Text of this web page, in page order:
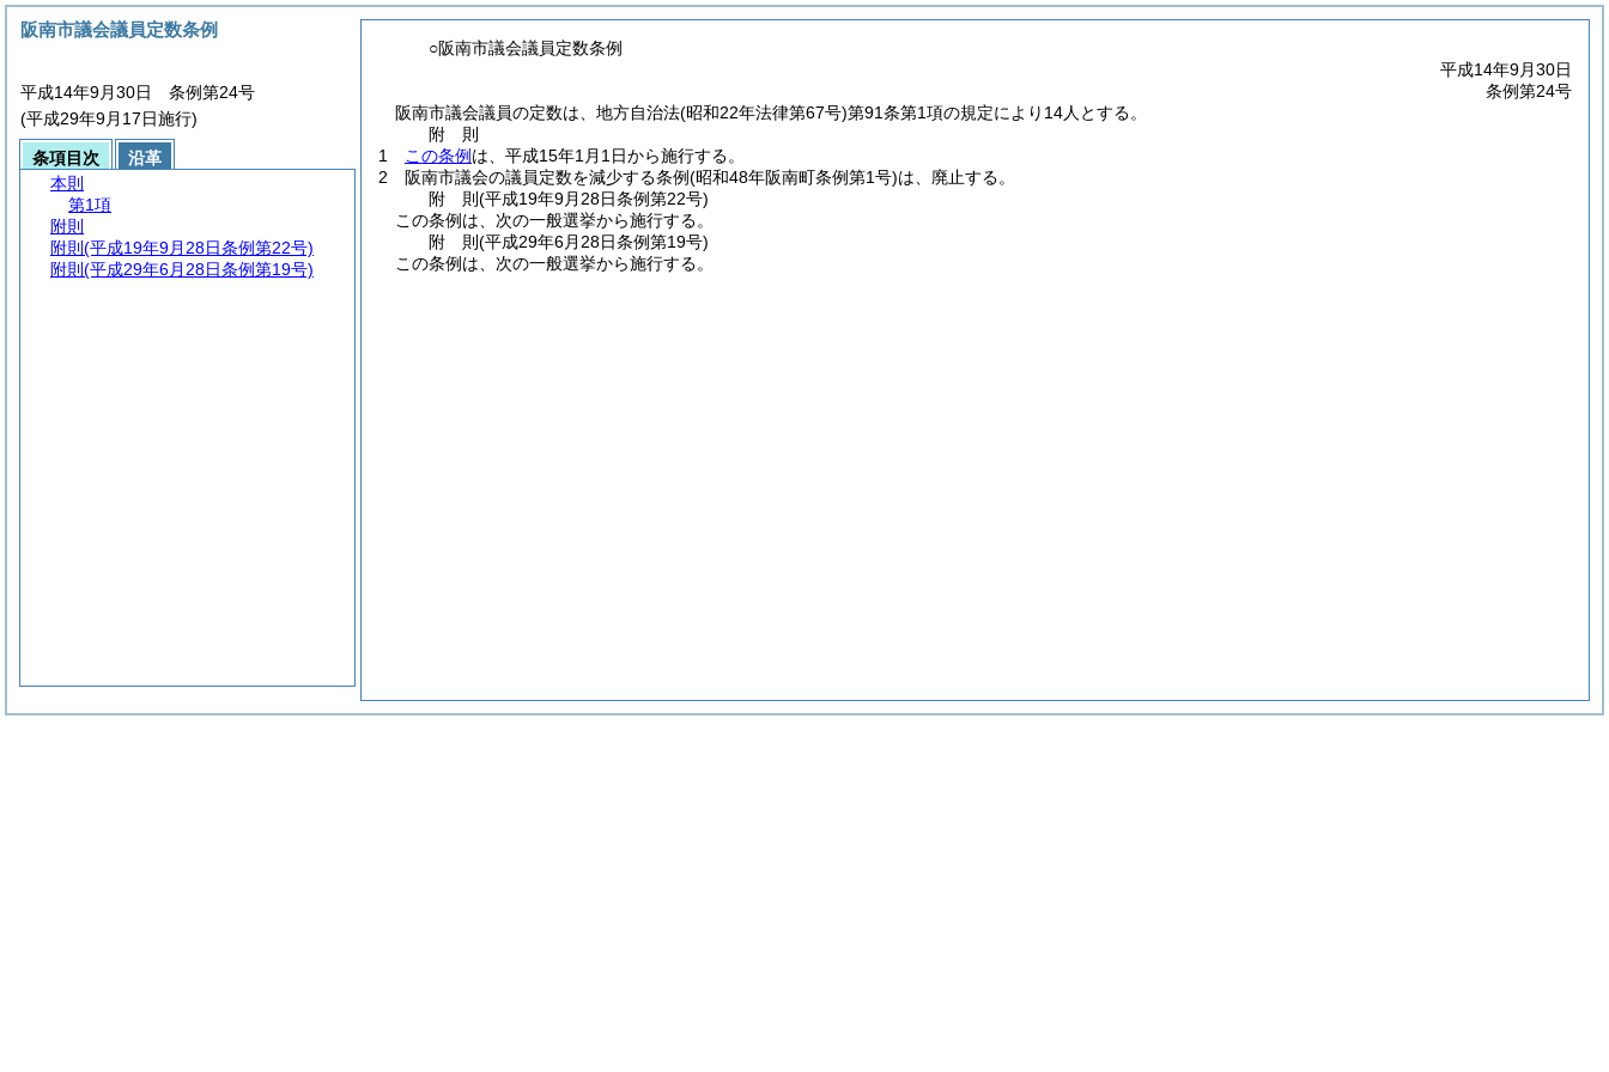
○阪南市議会議員定数条例
平成14年9月30日
条例第24号
阪南市議会議員の定数は、地方自治法(昭和22年法律第67号)第91条第1項の規定により14人とする。
附 則
1
この条例 は、平成15年1月1日から施行する。
2
阪南市議会の議員定数を減少する条例(昭和48年阪南町条例第1号)は、廃止する。
附 則(平成19年9月28日条例第22号)
この条例は、次の一般選挙から施行する。
附 則(平成29年6月28日条例第19号)
この条例は、次の一般選挙から施行する。
阪南市議会議員定数条例
平成14年9月30日 条例第24号
(平成29年9月17日施行)
条項目次
沿革
本則
第1項
附則
附則 (平成19年9月28日条例第22号)
附則 (平成29年6月28日条例第19号)